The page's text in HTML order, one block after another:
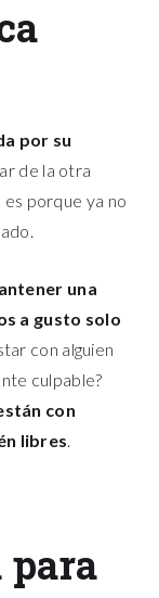
por su
de la otra
porque ya no
una
a gusto solo
con alguien
culpable?
con
libres.